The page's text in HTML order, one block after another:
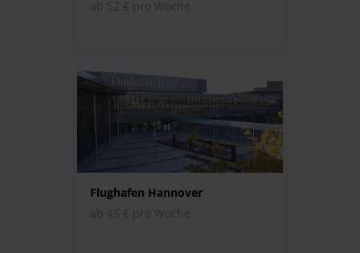
ab 52 € pro Woche
Flughafen Hannover
ab 45 € pro Woche